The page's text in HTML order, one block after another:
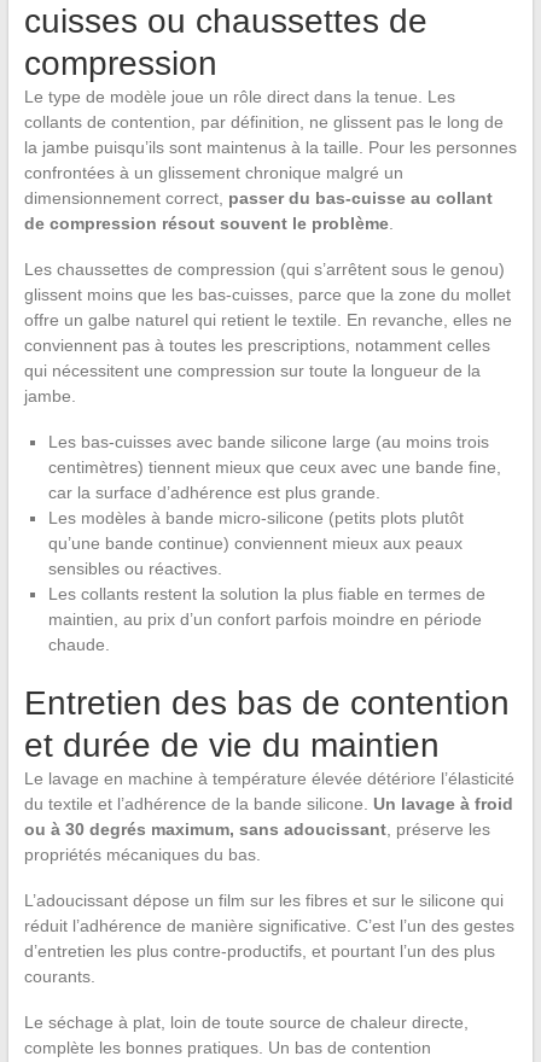
cuisses ou chaussettes de
compression
Le type de modèle joue un rôle direct dans la tenue. Les
collants de contention, par définition, ne glissent pas le long de
la jambe puisqu’ils sont maintenus à la taille. Pour les personnes
confrontées à un glissement chronique malgré un
dimensionnement correct, passer du bas-cuisse au collant
de compression résout souvent le problème.
Les chaussettes de compression (qui s’arrêtent sous le genou)
glissent moins que les bas-cuisses, parce que la zone du mollet
offre un galbe naturel qui retient le textile. En revanche, elles ne
conviennent pas à toutes les prescriptions, notamment celles
qui nécessitent une compression sur toute la longueur de la
jambe.
Les bas-cuisses avec bande silicone large (au moins trois
centimètres) tiennent mieux que ceux avec une bande fine,
car la surface d’adhérence est plus grande.
Les modèles à bande micro-silicone (petits plots plutôt
qu’une bande continue) conviennent mieux aux peaux
sensibles ou réactives.
Les collants restent la solution la plus fiable en termes de
maintien, au prix d’un confort parfois moindre en période
chaude.
Entretien des bas de contention
et durée de vie du maintien
Le lavage en machine à température élevée détériore l’élasticité
du textile et l’adhérence de la bande silicone. Un lavage à froid
ou à 30 degrés maximum, sans adoucissant, préserve les
propriétés mécaniques du bas.
L’adoucissant dépose un film sur les fibres et sur le silicone qui
réduit l’adhérence de manière significative. C’est l’un des gestes
d’entretien les plus contre-productifs, et pourtant l’un des plus
courants.
Le séchage à plat, loin de toute source de chaleur directe,
complète les bonnes pratiques. Un bas de contention